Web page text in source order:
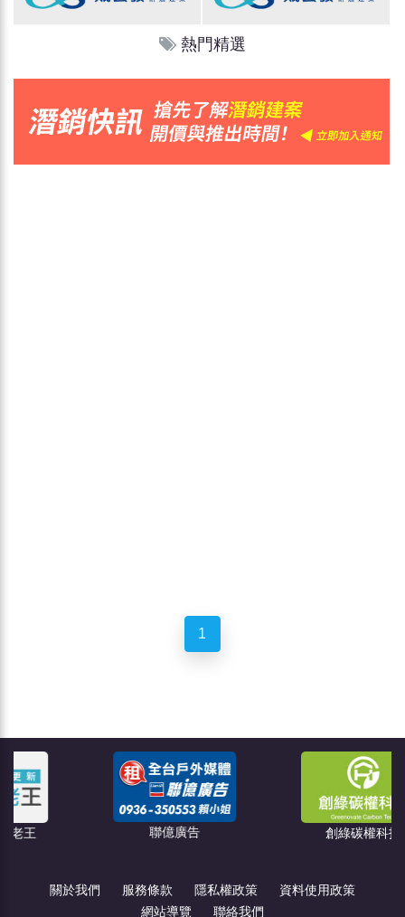
熱門精選
1
創綠碳權科技
關於我們 服務條款 隱私權政策
資料使用政策
網站導覽
聯絡我們